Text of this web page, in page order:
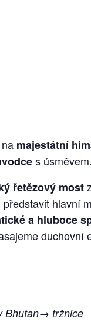
majestátní
s úsměvem.
řetězový most
hlavní
a hluboce
duchovní
Bhutan→ tržnice